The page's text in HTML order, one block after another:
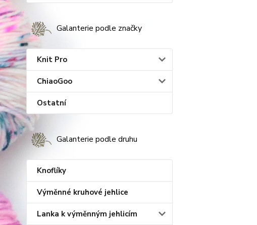
Galanterie podle značky
Knit Pro
ChiaoGoo
Ostatní
Galanterie podle druhu
Knoflíky
Výměnné kruhové jehlice
Lanka k výměnným jehlicím